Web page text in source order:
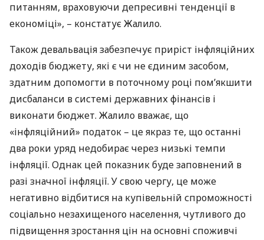
питанням, враховуючи депресивні тенденції в
економіці», – констатує Жалило.
Також девальвація забезпечує приріст інфляційних
доходів бюджету, які є чи не єдиним засобом,
здатним допомогти в поточному році пом’якшити
дисбаланси в системі державних фінансів і
виконати бюджет. Жалило вважає, що
«інфляційний» податок – це якраз те, що останні
два роки уряд недобирає через низькі темпи
інфляції. Однак цей показник буде заповнений в
разі значної інфляції. У свою чергу, це може
негативно відбитися на купівельній спроможності
соціально незахищеного населення, чутливого до
підвищення зростання цін на основні споживчі